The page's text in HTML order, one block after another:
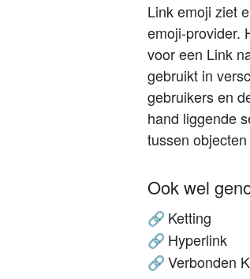
Link emoji ziet
emoji-provider.
voor een Link
gebruikt in
gebruikers en
hand liggende
tussen
Ook wel
🔗 Ketting
🔗 Hyperlink
🔗 Verbonden